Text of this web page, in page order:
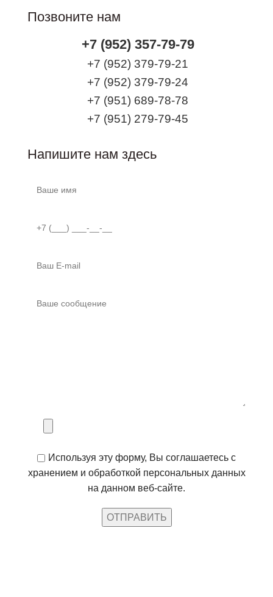
Позвоните нам
+7 (952) 357-79-79
+7 (952) 379-79-21
+7 (952) 379-79-24
+7 (951) 689-78-78
+7 (951) 279-79-45
Напишите нам здесь
Используя эту форму, Вы соглашаетесь с
хранением и обработкой персональных данных
на данном веб-сайте.